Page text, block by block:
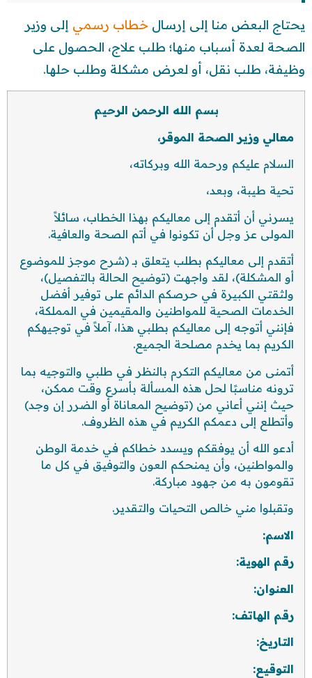
يحتاج البعض منا إلى إرسال خطاب رسمي إلى وزير
الصحة لعدة أسباب منها؛ طلب علاج، الحصول على
وظيفة، طلب نقل، أو لعرض مشكلة وطلب حلها.
بسم الله الرحمن الرحيم
معالي وزير الصحة الموقر،
السلام عليكم ورحمة الله وبركاته،
تحية طيبة، وبعد،
يسرني أن أتقدم إلى معاليكم بهذا الخطاب، سائلاً
المولى عز وجل أن تكونوا في أتم الصحة والعافية.
أتقدم إلى معاليكم بطلب يتعلق بـ (شرح موجز للموضوع
أو المشكلة)، لقد واجهت (توضيح الحالة بالتفصيل)،
ولثقتي الكبيرة في حرصكم الدائم على توفير أفضل
الخدمات الصحية للمواطنين والمقيمين في المملكة،
فإنني أتوجه إلى معاليكم بطلبي هذا، آملاً في توجيهكم
الكريم بما يخدم مصلحة الجميع.
أتمنى من معاليكم التكرم بالنظر في طلبي والتوجيه بما
ترونه مناسبًا لحل هذه المسألة بأسرع وقت ممكن،
حيث إنني أعاني من (توضيح المعاناة أو الضرر إن وجد)
وأتطلع إلى دعمكم الكريم في هذه الظروف.
أدعو الله أن يوفقكم ويسدد خطاكم في خدمة الوطن
والمواطنين، وأن يمنحكم العون والتوفيق في كل ما
تقومون به من جهود مباركة.
وتقبلوا مني خالص التحيات والتقدير.
الاسم:
رقم الهوية:
العنوان:
رقم الهاتف:
التاريخ:
التوقيع: